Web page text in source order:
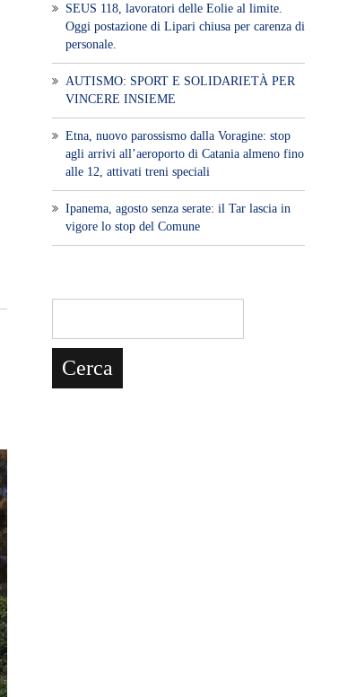
SEUS 118, lavoratori delle Eolie al limite.
Oggi postazione di Lipari chiusa per carenza di
personale.
AUTISMO: SPORT E SOLIDARIETÀ PER
VINCERE INSIEME
Etna, nuovo parossismo dalla Voragine: stop
agli arrivi all’aeroporto di Catania almeno fino
alle 12, attivati treni speciali
Ipanema, agosto senza serate: il Tar lascia in
vigore lo stop del Comune